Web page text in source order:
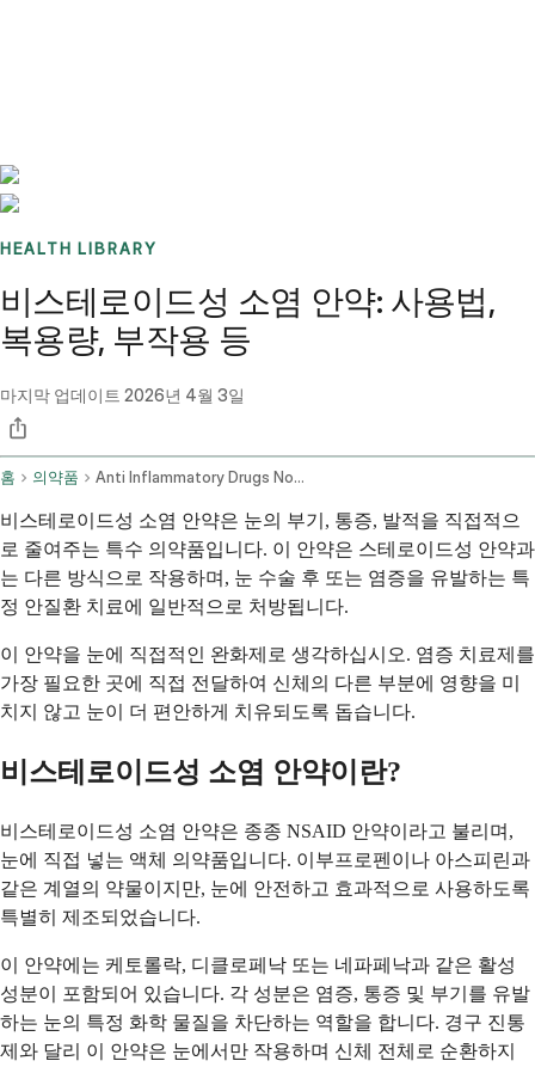
HEALTH LIBRARY
비스테로이드성 소염 안약: 사용법,
복용량, 부작용 등
마지막 업데이트 2026년 4월 3일
홈 의약품 Anti Inflammatory Drugs Nonsteroidal Ophthalmic Route
비스테로이드성 소염 안약은 눈의 부기, 통증, 발적을 직접적으
로 줄여주는 특수 의약품입니다. 이 안약은 스테로이드성 안약과
는 다른 방식으로 작용하며, 눈 수술 후 또는 염증을 유발하는 특
정 안질환 치료에 일반적으로 처방됩니다.
이 안약을 눈에 직접적인 완화제로 생각하십시오. 염증 치료제를
가장 필요한 곳에 직접 전달하여 신체의 다른 부분에 영향을 미
치지 않고 눈이 더 편안하게 치유되도록 돕습니다.
비스테로이드성 소염 안약이란?
비스테로이드성 소염 안약은 종종 NSAID 안약이라고 불리며,
눈에 직접 넣는 액체 의약품입니다. 이부프로펜이나 아스피린과
같은 계열의 약물이지만, 눈에 안전하고 효과적으로 사용하도록
특별히 제조되었습니다.
이 안약에는 케토롤락, 디클로페낙 또는 네파페낙과 같은 활성
성분이 포함되어 있습니다. 각 성분은 염증, 통증 및 부기를 유발
하는 눈의 특정 화학 물질을 차단하는 역할을 합니다. 경구 진통
제와 달리 이 안약은 눈에서만 작용하며 신체 전체로 순환하지